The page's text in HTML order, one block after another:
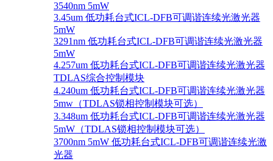
3540nm 5mW
3.45um 低功耗台式ICL-DFB可调谐连续光激光器
5mW
3291nm 低功耗台式ICL-DFB可调谐连续光激光器
5mW
4.257um 低功耗台式ICL-DFB可调谐连续光激光器
TDLAS综合控制模块
4.240um 低功耗台式ICL-DFB可调谐连续光激光器
5mw（TDLAS锁相控制模块可选）
3.348um 低功耗台式ICL-DFB可调谐连续光激光器
5mW（TDLAS锁相控制模块可选）
3700nm 5mW 低功耗台式ICL-DFB可调谐连续光激
光器